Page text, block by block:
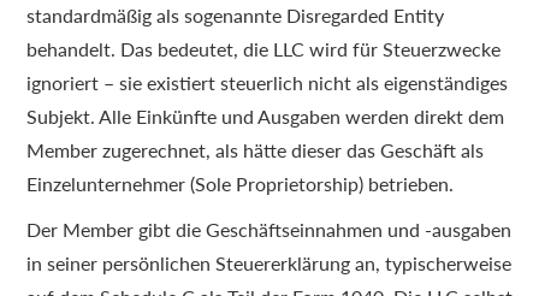
standardmäßig als sogenannte Disregarded Entity
behandelt. Das bedeutet, die LLC wird für Steuerzwecke
ignoriert – sie existiert steuerlich nicht als eigenständiges
Subjekt. Alle Einkünfte und Ausgaben werden direkt dem
Member zugerechnet, als hätte dieser das Geschäft als
Einzelunternehmer (Sole Proprietorship) betrieben.
Der Member gibt die Geschäftseinnahmen und -ausgaben
in seiner persönlichen Steuererklärung an, typischerweise